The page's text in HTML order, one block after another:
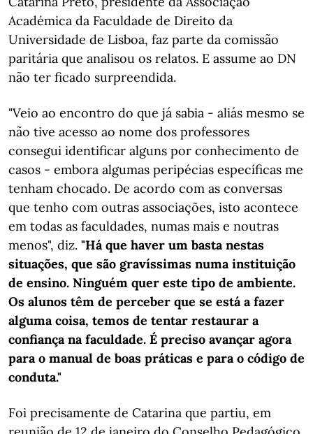
Académica da Faculdade de Direito da
Universidade de Lisboa, faz parte da comissão
paritária que analisou os relatos. E assume ao DN
não ter ficado surpreendida.
"Veio ao encontro do que já sabia - aliás mesmo se
não tive acesso ao nome dos professores
consegui identificar alguns por conhecimento de
casos - embora algumas peripécias específicas me
tenham chocado. De acordo com as conversas
que tenho com outras associações, isto acontece
em todas as faculdades, numas mais e noutras
menos", diz. "Há que haver um basta nestas
situações, que são gravíssimas numa instituição
de ensino. Ninguém quer este tipo de ambiente.
Os alunos têm de perceber que se está a fazer
alguma coisa, temos de tentar restaurar a
confiança na faculdade. É preciso avançar agora
para o manual de boas práticas e para o código de
conduta."
Foi precisamente de Catarina que partiu, em